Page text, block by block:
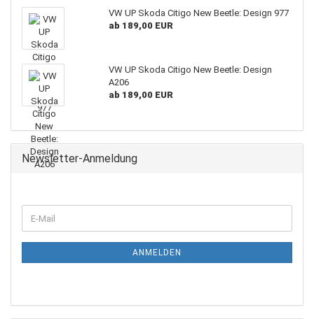
VW UP Skoda Citigo New Beetle: Design 977
ab 189,00 EUR
VW UP Skoda Citigo New Beetle: Design
A206
ab 189,00 EUR
Newsletter-Anmeldung
ZUR
E-
Mail
ANMELDEN